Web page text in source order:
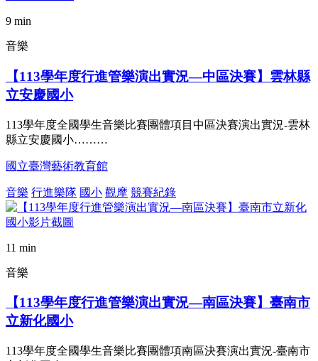
9 min
音樂
【113學年度行進管樂演出實況—中區決賽】雲林縣
立安慶國小
113學年度全國學生音樂比賽團體項目中區決賽演出實況-雲林
縣立安慶國小………
國立臺灣藝術教育館
音樂 行進樂隊 國小 觀摩 競賽紀錄
11 min
音樂
【113學年度行進管樂演出實況—南區決賽】臺南市
立新化國小
113學年度全國學生音樂比賽團體項南區決賽演出實況-臺南市